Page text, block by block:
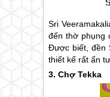
Sri
đến thờ phụng
Được biết, đền
thiết kế rất ấn
3. Chợ Tekka